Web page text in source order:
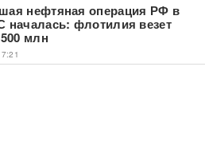
нефтяная операция РФ в
началась: флотилия везет
млн